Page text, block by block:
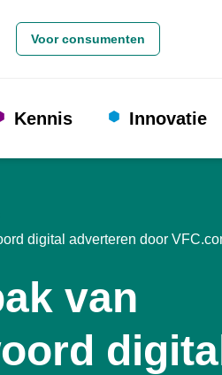
Voor consumenten
Kennis Innovatie
digital adverteren door
van